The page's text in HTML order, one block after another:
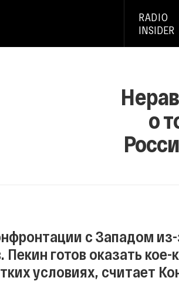
RADIO
INSIDER
о
с Западом
Пекин готов оказать
условиях, считает